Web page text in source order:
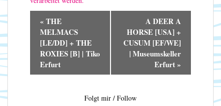
« THE
MELMACS
[LE/DD] + THE
ROXIES [B] | Tiko
Erfurt
A DEER A
HORSE [USA] +
CUSUM [EF/WE]
| Museumskeller
Erfurt»
Folgt mir / Follow